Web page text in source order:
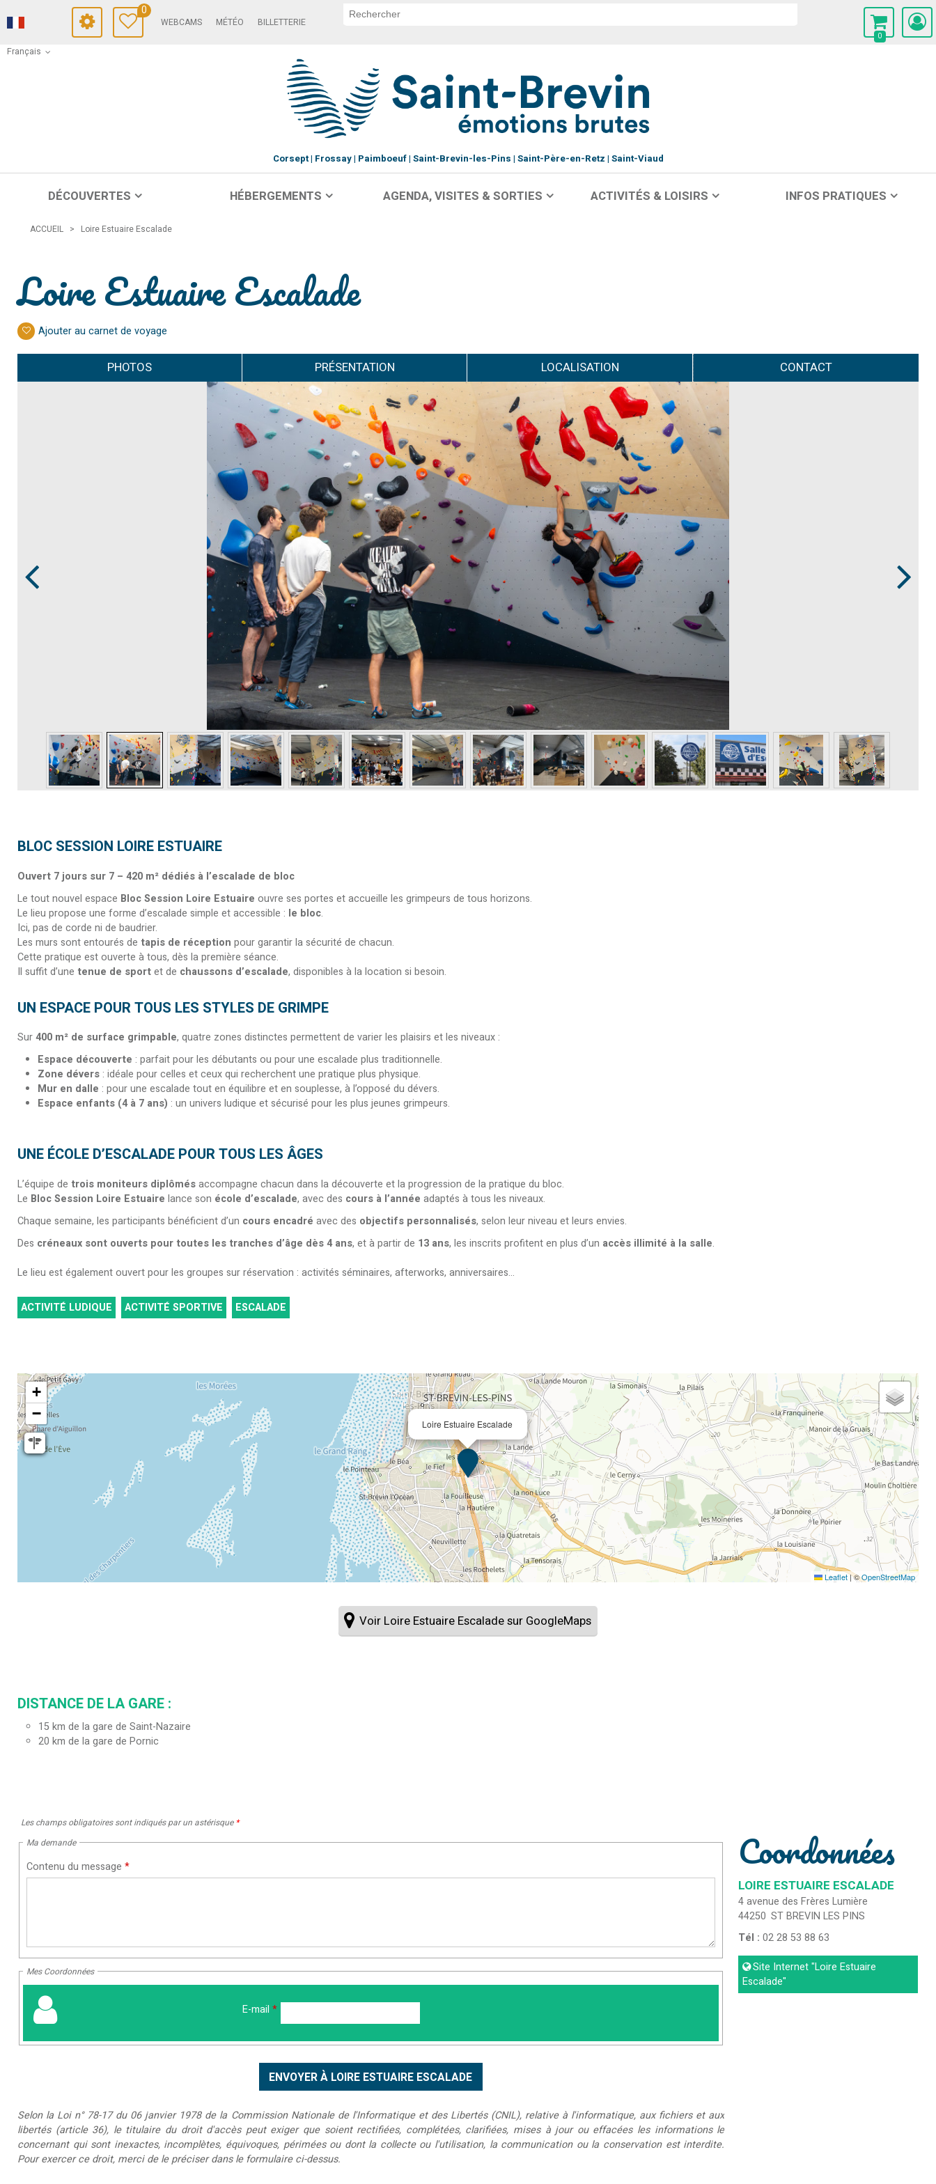
Français
0
WEBCAMS MÉTÉO BILLETTERIE
0
Corsept Frossay Paimboeuf Saint-Brevin-les-Pins Saint-Père-en-Retz Saint-Viaud
DÉCOUVERTES HÉBERGEMENTS AGENDA, VISITES & SORTIES ACTIVITÉS & LOISIRS INFOS PRATIQUES
ACCUEIL > Loire Estuaire Escalade
Loire Estuaire Escalade
Ajouter au carnet de voyage
PHOTOS PRÉSENTATION LOCALISATION CONTACT
BLOC SESSION LOIRE ESTUAIRE
Ouvert 7 jours sur 7 – 420 m² dédiés à l’escalade de bloc
Le tout nouvel espace Bloc Session Loire Estuaire ouvre ses portes et accueille les grimpeurs de tous horizons.
Le lieu propose une forme d’escalade simple et accessible : le bloc.
Ici, pas de corde ni de baudrier.
Les murs sont entourés de tapis de réception pour garantir la sécurité de chacun.
Cette pratique est ouverte à tous, dès la première séance.
Il suffit d’une tenue de sportet de chaussons d’escalade, disponibles à la location si besoin.
UN ESPACE POUR TOUS LES STYLES DE GRIMPE
Sur400 m² de surface grimpable, quatre zones distinctes permettent de varier les plaisirs et les niveaux :
Espace découverte : parfait pour les débutants ou pour une escalade plus traditionnelle.
Zone dévers: idéale pour celles et ceux qui recherchent une pratique plus physique.
Mur en dalle : pour une escalade tout en équilibre et en souplesse, à l’opposé du dévers.
Espace enfants (4 à 7 ans) : un univers ludique et sécurisé pour les plus jeunes grimpeurs.
​UNE ÉCOLE D’ESCALADE POUR TOUS LES ÂGES
L’équipe de trois moniteurs diplômésaccompagne chacun dans la découverte et la progression de la pratique du bloc.
Le Bloc Session Loire Estuaire lance son école d’escalade, avec des cours à l’année adaptés à tous les niveaux.
Chaque semaine, les participants bénéficient d’un cours encadré avec des objectifs personnalisés, selon leur niveau et leurs envies.
Des créneaux sont ouverts pour toutes les tranches d’âge dès 4 ans, et à partir de 13 ans, les inscrits profitent en plus d’un accès illimité à la salle.
Le lieu est également ouvert pour les groupes sur réservation : activités séminaires, afterworks, anniversaires...
ACTIVITÉ LUDIQUE ACTIVITÉ SPORTIVE ESCALADE
Loire Estuaire Escalade
+
−
Leaflet|©OpenStreetMap
Voir Loire Estuaire Escalade sur GoogleMaps
DISTANCE DE LA GARE :
15km de la gare de Saint-Nazaire
20 km de la gare de Pornic
Les champs obligatoires sont indiqués par un astérisque *
Ma demande
Contenu du message *
Mes Coordonnées
E-mail *
Selon la Loi n° 78-17 du 06 janvier 1978 de la Commission Nationale de l'Informatique et des Libertés (CNIL), relative à l'informatique, aux fichiers et aux
libertés (article 36), le titulaire du droit d'accès peut exiger que soient rectifiées, complétées, clarifiées, mises à jour ou effacées les informations le
concernant qui sont inexactes, incomplètes, équivoques, périmées ou dont la collecte ou l'utilisation, la communication ou la conservation est interdite.
Pour exercer ce droit, merci de le préciser dans le formulaire ci-dessus.
Coordonnées
LOIRE ESTUAIRE ESCALADE
4 avenue des Frères Lumière
44250 ST BREVIN LES PINS
Tél :02 28 53 88 63
Site Internet"Loire Estuaire
Escalade"